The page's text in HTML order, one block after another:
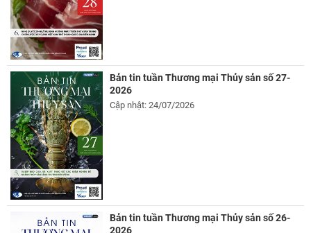
Bản tin tuần Thương mại Thủy sản số 27-
2026
Cập nhật: 24/07/2026
Bản tin tuần Thương mại Thủy sản số 26-
2026